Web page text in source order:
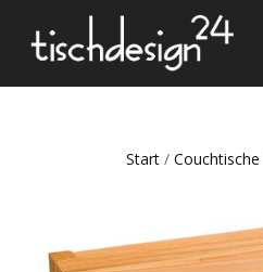
Start / Couchtische